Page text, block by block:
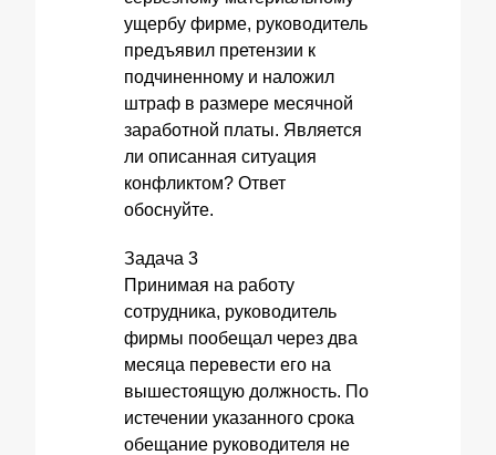
ущербу фирме, руководитель
предъявил претензии к
подчиненному и наложил
штраф в размере месячной
заработной платы. Является
ли описанная ситуация
конфликтом? Ответ
обоснуйте.
Задача 3
Принимая на работу
сотрудника, руководитель
фирмы пообещал через два
месяца перевести его на
вышестоящую должность. По
истечении указанного срока
обещание руководителя не